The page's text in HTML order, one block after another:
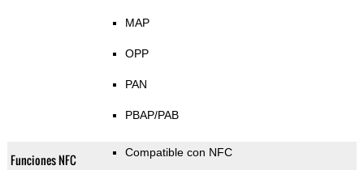
MAP
OPP
PAN
PBAP/PAB
Funciones NFC Compatible con NFC